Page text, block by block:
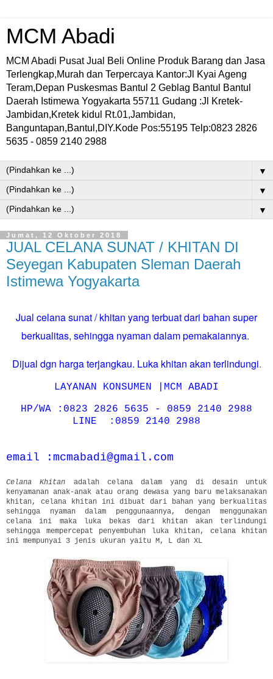
MCM Abadi
MCM Abadi Pusat Jual Beli Online Produk Barang dan Jasa
Terlengkap,Murah dan Terpercaya Kantor:Jl Kyai Ageng
Teram,Depan Puskesmas Bantul 2 Geblag Bantul Bantul
Daerah Istimewa Yogyakarta 55711 Gudang :Jl Kretek-
Jambidan,Kretek kidul Rt.01,Jambidan,
Banguntapan,Bantul,DIY.Kode Pos:55195 Telp:0823 2826
5635 - 0859 2140 2988
▼
▼
▼
Jumat, 12 Oktober 2018
JUAL CELANA SUNAT / KHITAN DI
Seyegan Kabupaten Sleman Daerah
Istimewa Yogyakarta
Jual celana sunat / khitan yang terbuat dari bahan super
berkualitas, sehingga nyaman dalam pemakaiannya.
Dijual dgn harga terjangkau. Luka khitan akan terlindungi.
LAYANAN KONSUMEN |MCM ABADI
HP/WA :0823 2826 5635 - 0859 2140 2988
LINE :0859 2140 2988
email :mcmabadi@gmail.com
Celana Khitan adalah celana dalam yang di desain untuk
kenyamanan anak-anak atau orang dewasa yang baru melaksanakan
khitan, celana khitan ini dibuat dari bahan yang berkualitas
sehingga nyaman dalam penggunaannya, dengan menggunakan
celana ini maka luka bekas dari khitan akan terlindungi
sehingga mempercepat penyembuhan luka khitan, celana khitan
ini mempunyai 3 jenis ukuran yaitu M, L dan XL